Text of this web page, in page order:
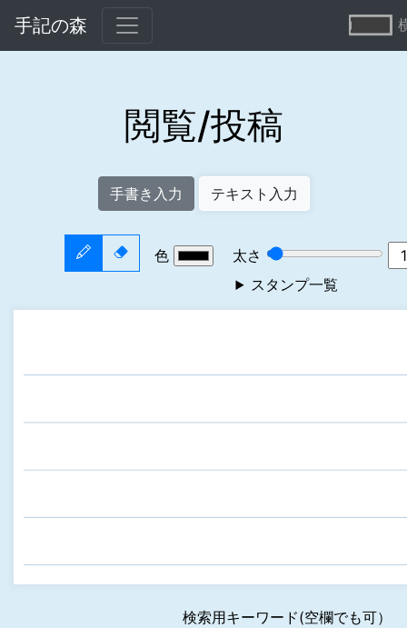
手記の森
閲覧/投稿
手書き入力 テキスト入力
色
太さ
スタンプ一覧
検索用キーワード(空欄でも可）